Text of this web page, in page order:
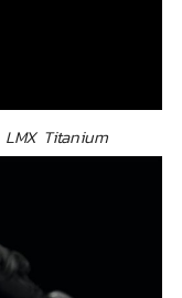
LMX Titanium